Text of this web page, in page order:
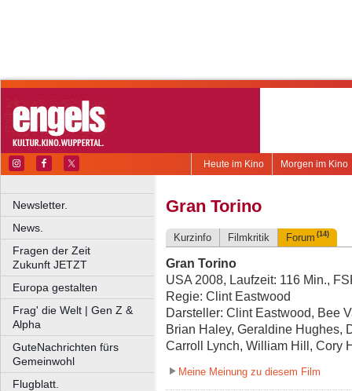
Morgen im Kino
Heute im Kino
Newsletter.
News.
Fragen der Zeit
Zukunft JETZT
Europa gestalten
Frag' die Welt | Gen Z &
Alpha
GuteNachrichten fürs
Gemeinwohl
Flugblatt.
Gran Torino
Kurzinfo Filmkritik Forum (14)
Gran Torino
USA 2008, Laufzeit: 116 Min.,
Regie: Clint Eastwood
Darsteller: Clint Eastwood, Bee
Brian Haley, Geraldine Hughes,
Carroll Lynch, William Hill, Cory
Meine Meinung zu diesem Film